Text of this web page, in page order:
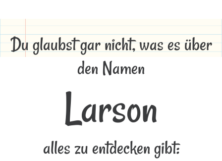
Du glaubst gar nicht, was es über
den Namen
Larson
alles zu entdecken gibt: